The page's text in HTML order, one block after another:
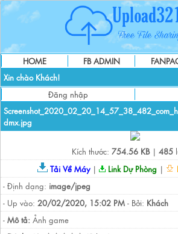
HOME FB ADMIN
Xin chào Khách!
Đăng nhập
dmx.jpg
Kích thước: 754.56 KB| 485
Tải Về Máy| Link Dự Phòng |
- Định dạng: image/jpeg
- Up vào: 20/02/2020, 15:02 PM - Bởi: Khách
- Mô tả: Ảnh game